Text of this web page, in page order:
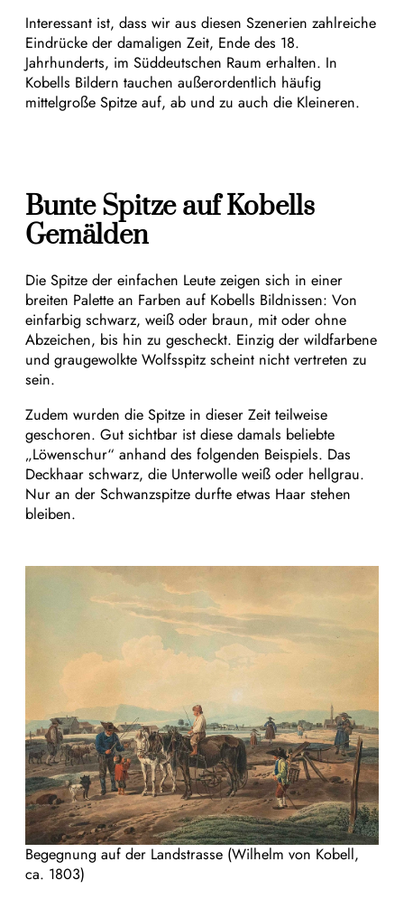
Interessant ist, dass wir aus diesen Szenerien zahlreiche
Eindrücke der damaligen Zeit, Ende des 18.
Jahrhunderts, im Süddeutschen Raum erhalten. In
Kobells Bildern tauchen außerordentlich häufig
mittelgroße Spitze auf, ab und zu auch die Kleineren.
Bunte Spitze auf Kobells
Gemälden
Die Spitze der einfachen Leute zeigen sich in einer
breiten Palette an Farben auf Kobells Bildnissen: Von
einfarbig schwarz, weiß oder braun, mit oder ohne
Abzeichen, bis hin zu gescheckt. Einzig der wildfarbene
und graugewolkte Wolfsspitz scheint nicht vertreten zu
sein.
Zudem wurden die Spitze in dieser Zeit teilweise
geschoren. Gut sichtbar ist diese damals beliebte
„Löwenschur“ anhand des folgenden Beispiels. Das
Deckhaar schwarz, die Unterwolle weiß oder hellgrau.
Nur an der Schwanzspitze durfte etwas Haar stehen
bleiben.
Begegnung auf der Landstrasse (Wilhelm von Kobell,
ca. 1803)